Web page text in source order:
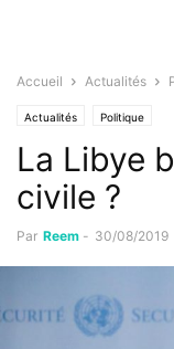
Accueil Actualités
Actualités Politique
La Libye
civile ?
Par Reem - 30/08/2019